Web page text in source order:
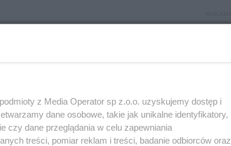
REKLAMA
z Media Operator sp z.o.o. uzyskujemy dostęp i
dane osobowe, takie jak unikalne identyfikatory,
czy dane przeglądania w celu zapewniania
treści, pomiar reklam i treści, badanie odbiorców oraz